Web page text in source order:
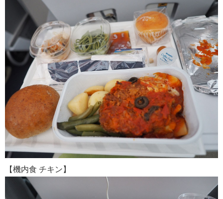
【機内食 チキン】